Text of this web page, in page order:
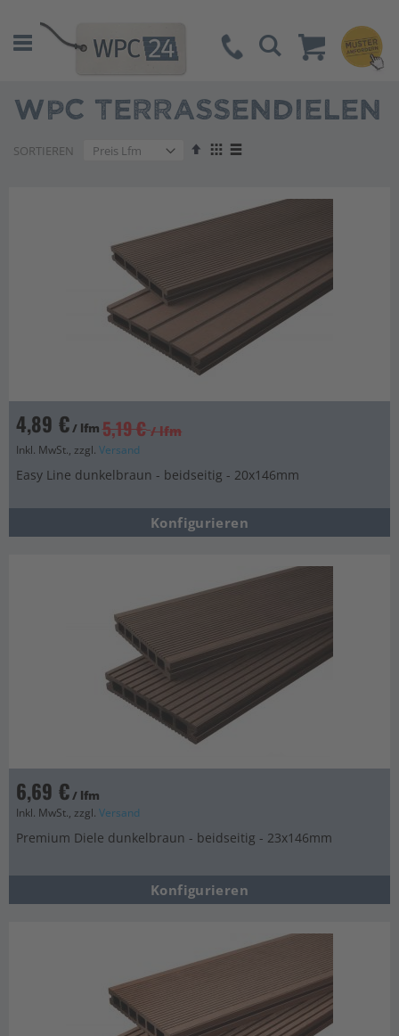
Suche
WPC TERRASSENDIELEN
SORTIEREN
AbsteigendAnzeigen
4,89 €/ lfm 5,19 € / lfm
Inkl. MwSt., zzgl. Versand
Easy Line dunkelbraun - beidseitig - 20x146mm
Konfigurieren
6,69 €/ lfm
Inkl. MwSt., zzgl. Versand
Premium Diele dunkelbraun - beidseitig - 23x146mm
Konfigurieren